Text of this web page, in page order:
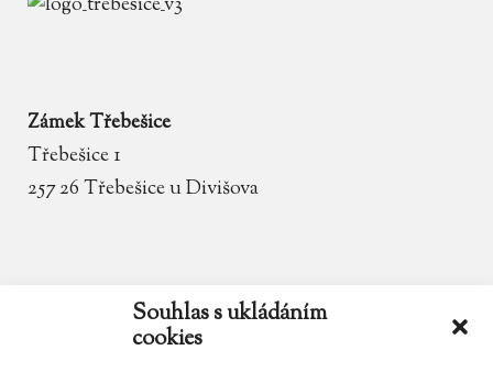
Souhlas s ukládáním
cookies
Zámek Třebešice
Třebešice 1
257 26 Třebešice u Divišova
zamek.trebesice@volny.cz
602 354 467